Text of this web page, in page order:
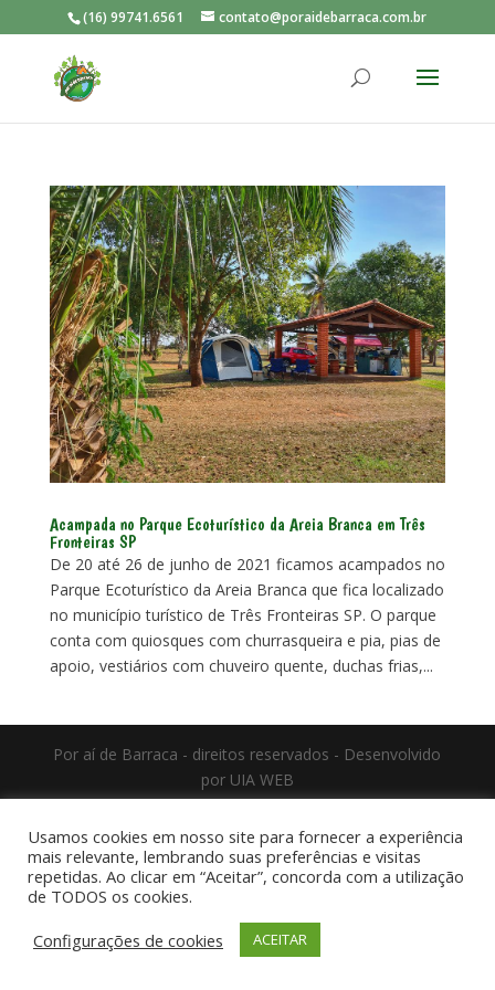
(16) 99741.6561 contato@poraidebarraca.com.br
Acampada no Parque Ecoturístico da Areia Branca em Três
Fronteiras SP
De 20 até 26 de junho de 2021 ficamos acampados no
Parque Ecoturístico da Areia Branca que fica localizado
no município turístico de Três Fronteiras SP. O parque
conta com quiosques com churrasqueira e pia, pias de
apoio, vestiários com chuveiro quente, duchas frias,...
Por aí de Barraca - direitos reservados - Desenvolvido
por UIA WEB
Usamos cookies em nosso site para fornecer a experiência
mais relevante, lembrando suas preferências e visitas
repetidas. Ao clicar em “Aceitar”, concorda com a utilização
de TODOS os cookies.
Configurações de cookies
ACEITAR